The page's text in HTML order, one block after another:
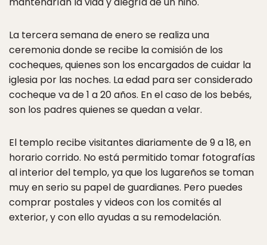
La tercera semana de enero se realiza una
ceremonia donde se recibe la comisión de los
cocheques, quienes son los encargados de cuidar la
iglesia por las noches. La edad para ser considerado
cocheque va de 1 a 20 años. En el caso de los bebés,
son los padres quienes se quedan a velar.
El templo recibe visitantes diariamente de 9 a 18, en
horario corrido. No está permitido tomar fotografías
al interior del templo, ya que los lugareños se toman
muy en serio su papel de guardianes. Pero puedes
comprar postales y videos con los comités al
exterior, y con ello ayudas a su remodelación.